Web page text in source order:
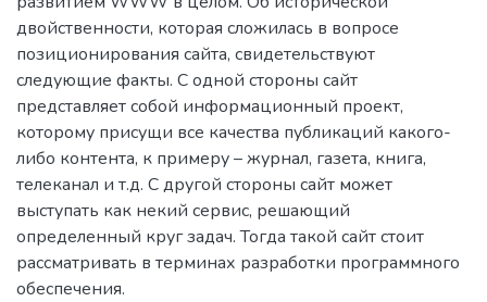
двойственности, которая сложилась в вопросе
позиционирования сайта, свидетельствуют
следующие факты. С одной стороны сайт
представляет собой информационный проект,
которому присущи все качества публикаций какого-
либо контента, к примеру – журнал, газета, книга,
телеканал и т.д. С другой стороны сайт может
выступать как некий сервис, решающий
определенный круг задач. Тогда такой сайт стоит
рассматривать в терминах разработки программного
обеспечения.